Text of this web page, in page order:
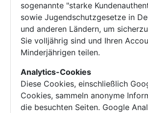
sogenannte "starke
sowie Jugendschutzgesetze in
und anderen Ländern, um
Sie volljährig sind und Ihren
Minderjährigen teilen.
Analytics-Cookies
Diese Cookies, einschließlich
Cookies, sammeln anonyme
die besuchten Seiten. Google